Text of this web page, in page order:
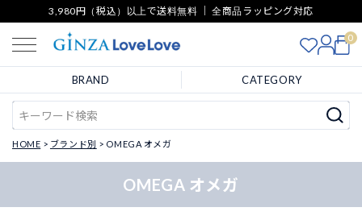
3,980円（税込）以上で送料無料 ｜ 全商品ラッピング対応
0
BRAND CATEGORY
HOME ブランド別 OMEGA オメガ
OMEGA オメガ